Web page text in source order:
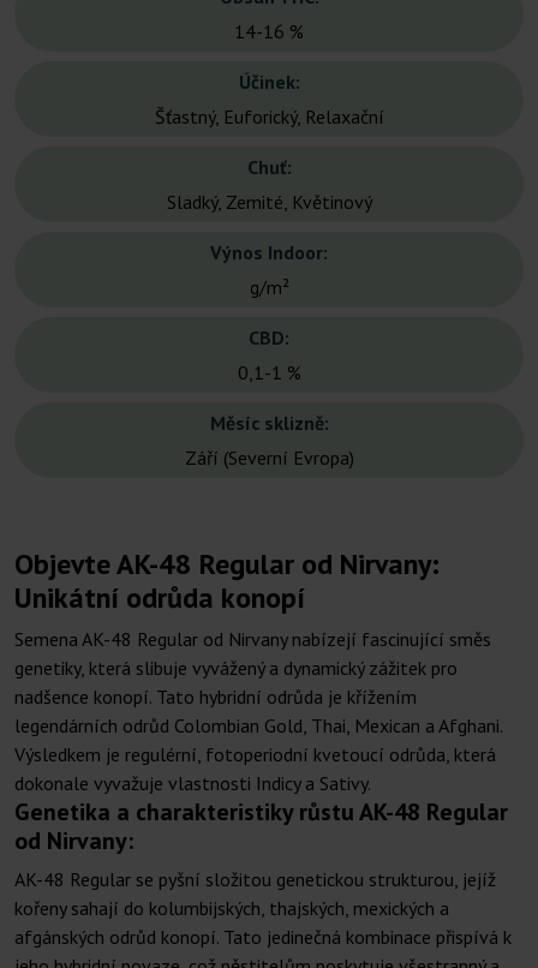
14-16 %
Účinek:
Šťastný, Euforický, Relaxační
Chuť:
Sladký, Zemité, Květinový
Výnos Indoor:
g/m²
CBD:
0,1-1 %
Měsíc sklizně:
Září (Severní Evropa)
Objevte AK-48 Regular od Nirvany:
Unikátní odrůda konopí
Semena AK-48 Regular od Nirvany nabízejí fascinující směs
genetiky, která slibuje vyvážený a dynamický zážitek pro
nadšence konopí. Tato hybridní odrůda je křížením
legendárních odrůd Colombian Gold, Thai, Mexican a Afghani.
Výsledkem je regulérní, fotoperiodní kvetoucí odrůda, která
dokonale vyvažuje vlastnosti Indicy a Sativy.
Genetika a charakteristiky růstu AK-48 Regular
od Nirvany:
AK-48 Regular se pyšní složitou genetickou strukturou, jejíž
kořeny sahají do kolumbijských, thajských, mexických a
afgánských odrůd konopí. Tato jedinečná kombinace přispívá k